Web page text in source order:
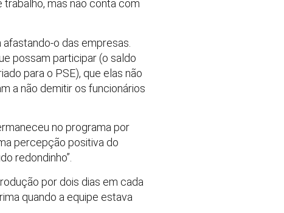
mas não conta com
o das empresas.
possam participar (o saldo
para o PSE), que elas não
a não demitir os funcionários
no programa por
percepção positiva do
redondinho”.
por dois dias em cada
quando a equipe estava